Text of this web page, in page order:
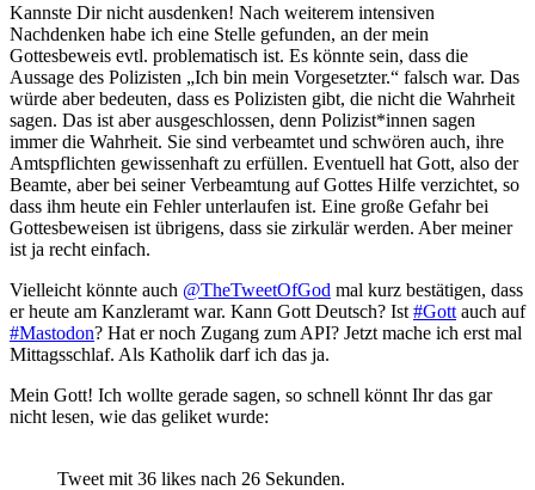
Kannste Dir nicht ausdenken! Nach weiterem intensiven
Nachdenken habe ich eine Stelle gefunden, an der mein
Gottesbeweis evtl. problematisch ist. Es könnte sein, dass die
Aussage des Polizisten „Ich bin mein Vorgesetzter.“ falsch war. Das
würde aber bedeuten, dass es Polizisten gibt, die nicht die Wahrheit
sagen. Das ist aber ausgeschlossen, denn Polizist*innen sagen
immer die Wahrheit. Sie sind verbeamtet und schwören auch, ihre
Amtspflichten gewissenhaft zu erfüllen. Eventuell hat Gott, also der
Beamte, aber bei seiner Verbeamtung auf Gottes Hilfe verzichtet, so
dass ihm heute ein Fehler unterlaufen ist. Eine große Gefahr bei
Gottesbeweisen ist übrigens, dass sie zirkulär werden. Aber meiner
ist ja recht einfach.
Vielleicht könnte auch @TheTweetOfGod mal kurz bestätigen, dass
er heute am Kanzleramt war. Kann Gott Deutsch? Ist #Gott auch auf
#Mastodon? Hat er noch Zugang zum API? Jetzt mache ich erst mal
Mittagsschlaf. Als Katholik darf ich das ja.
Mein Gott! Ich wollte gerade sagen, so schnell könnt Ihr das gar
nicht lesen, wie das geliket wurde:
Tweet mit 36 likes nach 26 Sekunden.